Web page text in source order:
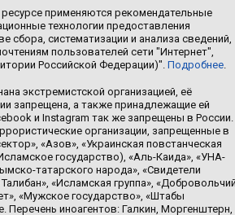
применяются рекомендательные
технологии предоставления
сбора, систематизации и анализа сведений,
пользователей сети "Интернет",
Российской Федерации)". Подробнее.
экстремистской организацией, её
запрещена, а также принадлежащие ей
и Instagram так же запрещены в России.
организации, запрещенные в
«Азов», «Украинская повстанческая
государство), «Аль-Каида», «УНА-
татарского народа», «Свидетели
«Исламская группа»,
«Мужское государство», «Штабы
Перечень иноагентов: Галкин, Моргенштерн,